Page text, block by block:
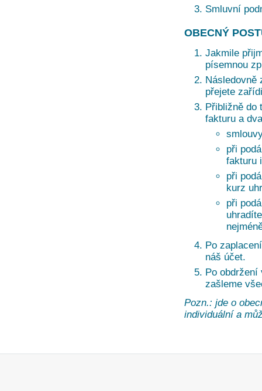
Smluvní
OBECNÝ
Jakmile
písemnou
Následovně
přejete
Přibližně do
fakturu a
při
fakturu
při
kurz
při
Po
náš účet.
Po obdržení
zašleme
Pozn.: jde o
individuální a